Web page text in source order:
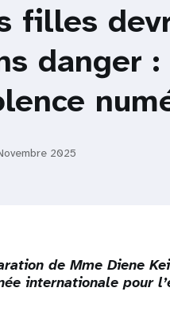
filles
danger
2025
de Mme Diene
internationale pour